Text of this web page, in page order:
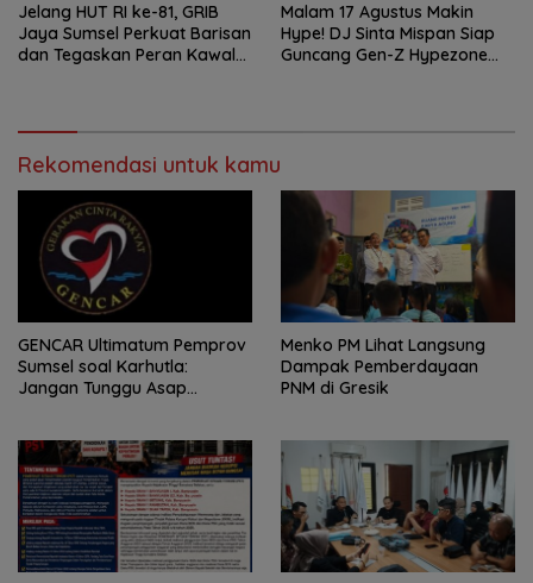
Jelang HUT RI ke-81, GRIB
Jaya Sumsel Perkuat Barisan
dan Tegaskan Peran Kawal
Malam 17 Agustus Makin
Hype! DJ Sinta Mispan Siap
Guncang Gen-Z Hypezone
Rekomendasi untuk kamu
GENCAR Ultimatum Pemprov
Sumsel soal Karhutla:
Jangan Tunggu Asap
Menko PM Lihat Langsung
Dampak Pemberdayaan
PNM di Gresik